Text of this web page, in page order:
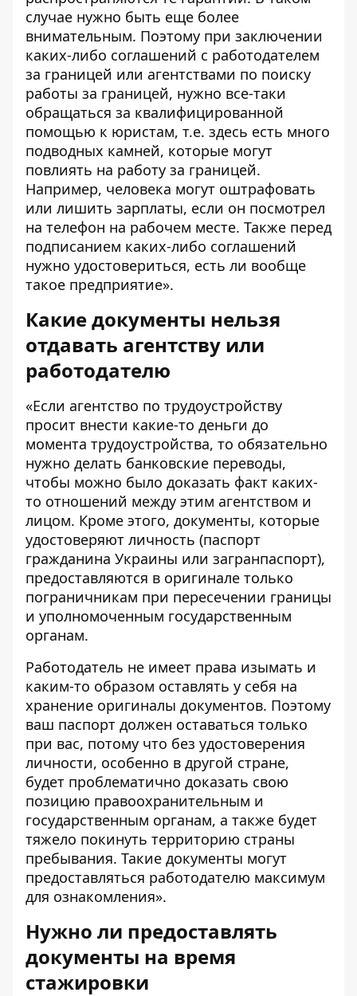
случае нужно быть еще более
внимательным. Поэтому при заключении
каких-либо соглашений с работодателем
за границей или агентствами по поиску
работы за границей, нужно все-таки
обращаться за квалифицированной
помощью к юристам, т.е. здесь есть много
подводных камней, которые могут
повлиять на работу за границей.
Например, человека могут оштрафовать
или лишить зарплаты, если он посмотрел
на телефон на рабочем месте. Также перед
подписанием каких-либо соглашений
нужно удостовериться, есть ли вообще
такое предприятие».
Какие документы нельзя
отдавать агентству или
работодателю
«Если агентство по трудоустройству
просит внести какие-то деньги до
момента трудоустройства, то обязательно
нужно делать банковские переводы,
чтобы можно было доказать факт каких-
то отношений между этим агентством и
лицом. Кроме этого, документы, которые
удостоверяют личность (паспорт
гражданина Украины или загранпаспорт),
предоставляются в оригинале только
пограничникам при пересечении границы
и уполномоченным государственным
органам.
Работодатель не имеет права изымать и
каким-то образом оставлять у себя на
хранение оригиналы документов. Поэтому
ваш паспорт должен оставаться только
при вас, потому что без удостоверения
личности, особенно в другой стране,
будет проблематично доказать свою
позицию правоохранительным и
государственным органам, а также будет
тяжело покинуть территорию страны
пребывания. Такие документы могут
предоставляться работодателю максимум
для ознакомления».
Нужно ли предоставлять
документы на время
стажировки